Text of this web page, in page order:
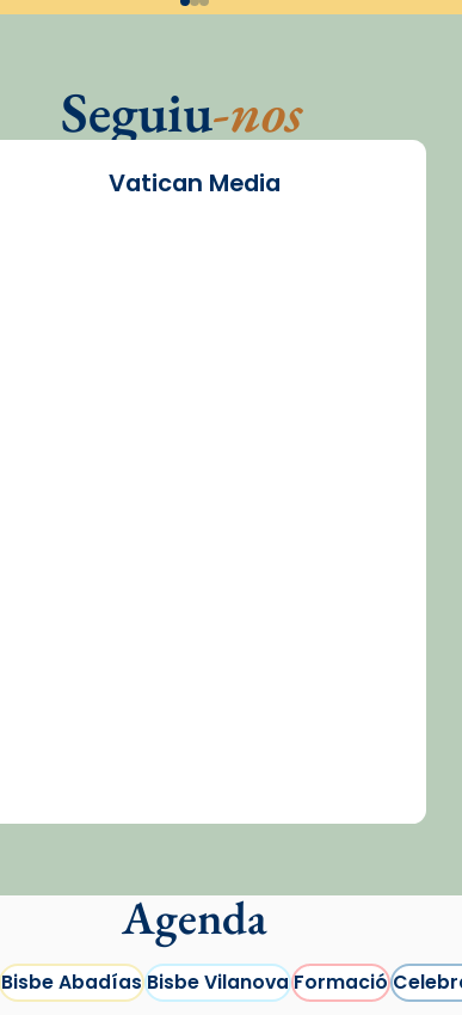
Seguiu-nos
Vatican Media
Agenda
Bisbe AbadíasBisbe VilanovaFormació